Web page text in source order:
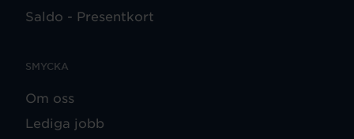
Saldo - Presentkort
SMYCKA
Om oss
Lediga jobb